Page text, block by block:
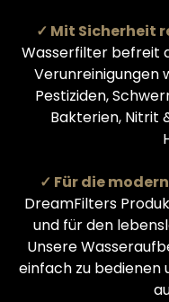
✓ Mit Sicherheit
Wasserfilter befreit
Verunreinigungen
Pestiziden,
Bakterien, Nitrit
✓ Für die
DreamFilters
und für den
Unsere
einfach zu